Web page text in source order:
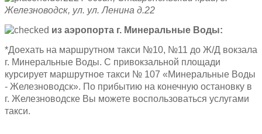
Железноводск, ул. ул. Ленина д.22
из аэропорта г. Минеральные Воды:
*Доехать на маршрутном такси №10, №11 до Ж/Д вокзала
г. Минеральные Воды. С привокзальной площади
курсирует маршрутное такси № 107 «Минеральные Воды
- Железноводск». По прибытию на конечную остановку в
г. Железноводске Вы можете воспользоваться услугами
такси.